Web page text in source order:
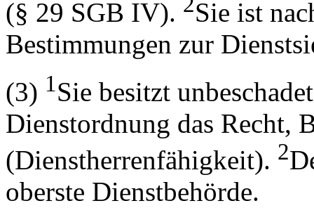
(§ 29 SGB IV).
Sie ist
Bestimmungen zur
(3) 1Sie besitzt
Dienstordnung das Recht,
(Dienstherrenfähigkeit). 2
oberste Dienstbehörde.